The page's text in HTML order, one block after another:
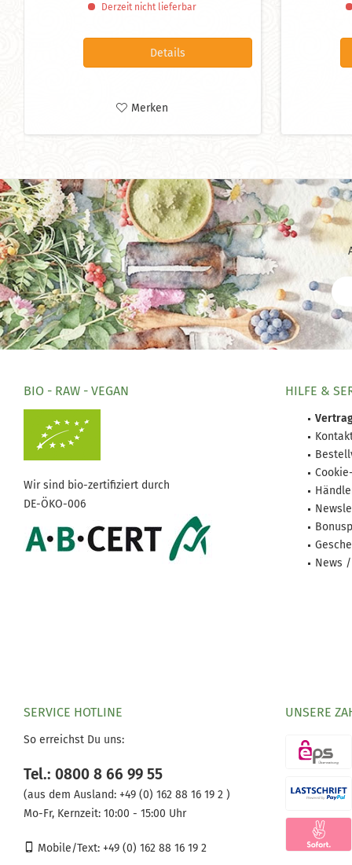
Derzeit nicht lieferbar
Details
Merken
BIO - RAW - VEGAN
Wir sind bio-zertifiziert durch
DE-ÖKO-006
HILFE &
News
SERVICE HOTLINE
So erreichst Du uns:
Tel.: 0800 8 66 99 55
(aus dem Ausland: +49 (0) 162 88 16 19 2 )
Mo-Fr, Kernzeit: 10:00 - 15:00 Uhr
Mobile/Text: +49 (0) 162 88 16 19 2
UNSERE